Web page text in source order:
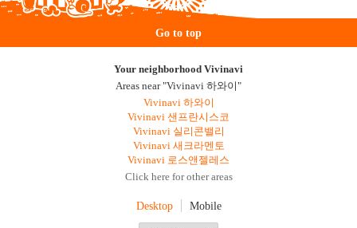
Go to top
Your neighborhood Vivinavi
Areas near "Vivinavi 하와이"
Vivinavi 하와이
Vivinavi 샌프란시스코
Vivinavi 실리콘밸리
Vivinavi 새크라멘토
Vivinavi 로스앤젤레스
Click here for other areas
Desktop Mobile